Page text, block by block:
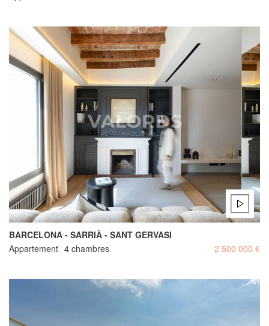
BARCELONA - SARRIÀ - SANT GERVASI
Appartement 4 chambres 2 500 000 €